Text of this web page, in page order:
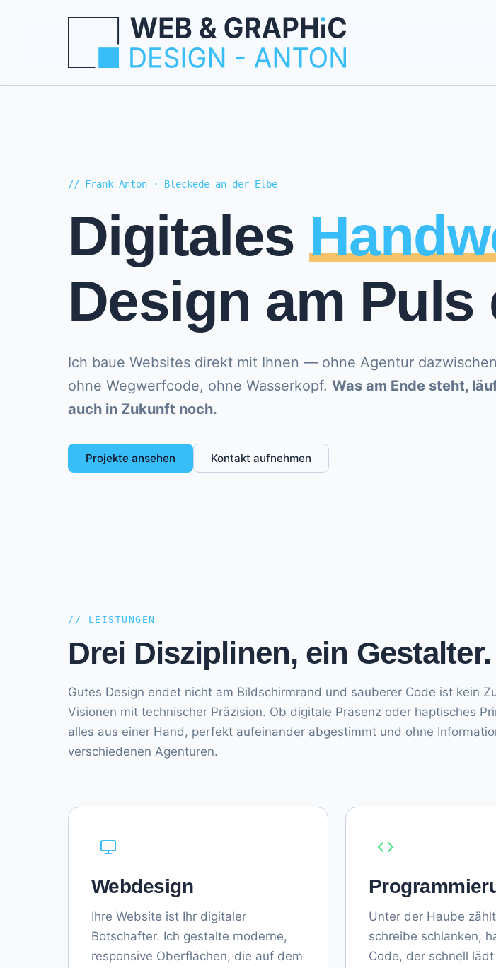
// Frank Anton · Bleckede an der Elbe
Digitales
Design am Puls
Ich baue Websites direkt mit Ihnen — ohne Agentur
ohne Wegwerfcode, ohne Wasserkopf. Was am Ende steht,
auch in Zukunft noch.
Projekte ansehen Kontakt aufnehmen
// LEISTUNGEN
Drei Disziplinen, ein Gestalter.
Gutes Design endet nicht am Bildschirmrand und sauberer Code ist kein
Visionen mit technischer Präzision. Ob digitale Präsenz oder haptisches
alles aus einer Hand, perfekt aufeinander abgestimmt und ohne
verschiedenen Agenturen.
Webdesign
Ihre Website ist Ihr digitaler
Botschafter. Ich gestalte moderne,
responsive Oberflächen, die auf dem
Unter der Haube
schreibe schlanken,
Code, der schnell